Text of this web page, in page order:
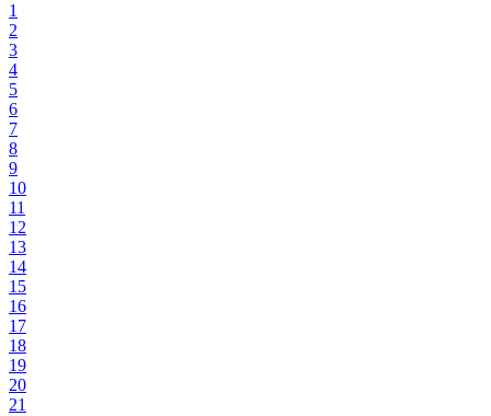
1
2
3
4
5
6
7
8
9
10
11
12
13
14
15
16
17
18
19
20
21